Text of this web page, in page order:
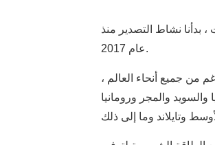
بثق الألمنيوم الخاص بخبرة 10 سنوات ، بدأنا نشاط التصدير منذ
عام 2017.
من جميع أنحاء العالم ،
والسويد والمجر ورومانيا